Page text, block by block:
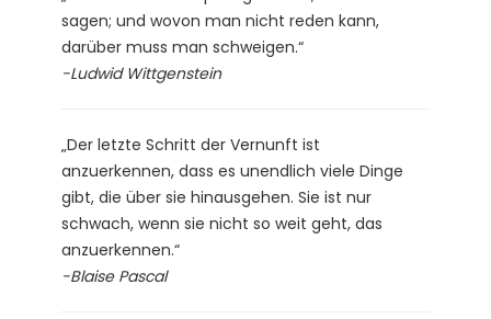
sagen; und wovon man nicht reden kann,
darüber muss man schweigen.“
-Ludwid Wittgenstein
„Der letzte Schritt der Vernunft ist
anzuerkennen, dass es unendlich viele Dinge
gibt, die über sie hinausgehen. Sie ist nur
schwach, wenn sie nicht so weit geht, das
anzuerkennen.“
-Blaise Pascal